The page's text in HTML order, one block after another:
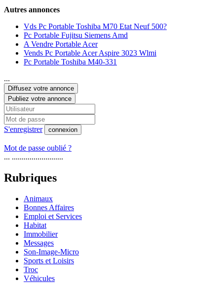
Autres annonces
Vds Pc Portable Toshiba M70 Etat Neuf 500?
Pc Portable Fujitsu Siemens Amd
A Vendre Portable Acer
Vends Pc Portable Acer Aspire 3023 Wlmi
Pc Portable Toshiba M40-331
...
Diffusez votre annonce
Publiez votre annonce
S'enregistrer connexion
Mot de passe oublié ?
... ..........................
Rubriques
Animaux
Bonnes Affaires
Emploi et Services
Habitat
Immobilier
Messages
Son-Image-Micro
Sports et Loisirs
Troc
Véhicules